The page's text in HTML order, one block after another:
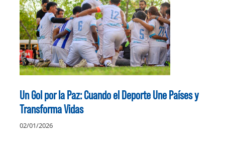
Un Gol por la Paz: Cuando el Deporte Une Países y
Transforma Vidas
02/01/2026